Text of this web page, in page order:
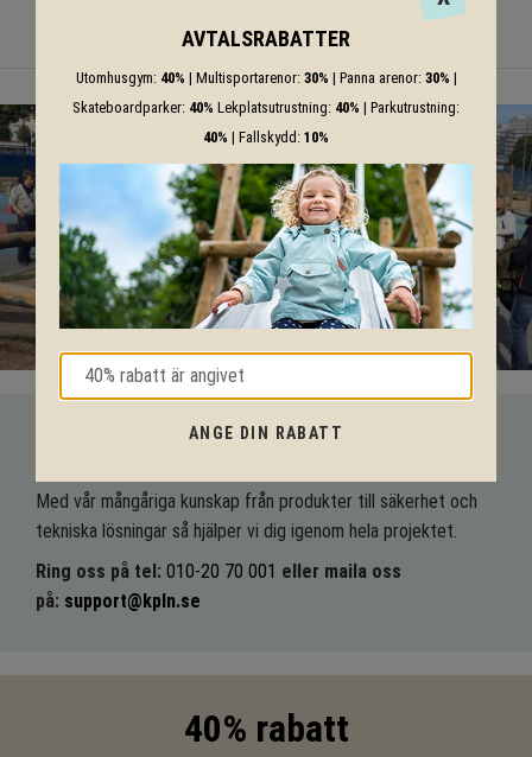
Med vår mångåriga kunskap från produkter till säkerhet och
tekniska lösningar så hjälper vi dig igenom hela projektet.
Ring oss på tel: 010-20 70 001 eller maila oss
på: support@kpln.se
40% rabatt
AVTALSRABATTER
Utomhusgym: 40% | Multisportarenor: 30% | Panna arenor: 30% |
Skateboardparker: 40% Lekplatsutrustning: 40% | Parkutrustning:
40% | Fallskydd: 10%
ANGE DIN RABATT